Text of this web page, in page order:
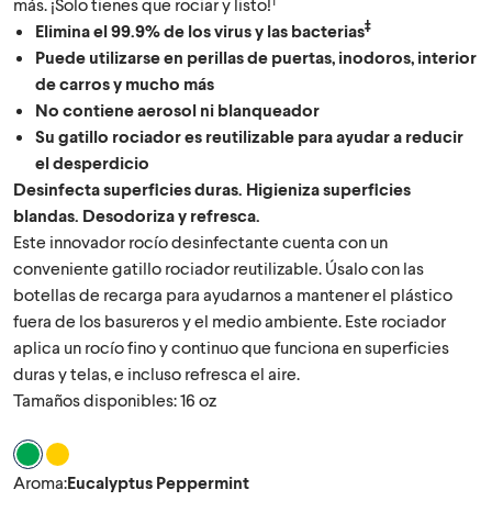
Elimina el 99.9% de los virus y las bacterias‡
Puede utilizarse en perillas de puertas, inodoros, interior
de carros y mucho más
No contiene aerosol ni blanqueador
Su gatillo rociador es reutilizable para ayudar a reducir
el desperdicio
Desinfecta superficies duras. Higieniza superficies
blandas. Desodoriza y refresca.
Este innovador rocío desinfectante cuenta con un
conveniente gatillo rociador reutilizable. Úsalo con las
botellas de recarga para ayudarnos a mantener el plástico
fuera de los basureros y el medio ambiente. Este rociador
aplica un rocío fino y continuo que funciona en superficies
duras y telas, e incluso refresca el aire.
Tamaños disponibles: 16 oz
Aroma Eucalyptus Peppermint
Aroma Lemongrass Mandarin
Aroma:Eucalyptus Peppermint